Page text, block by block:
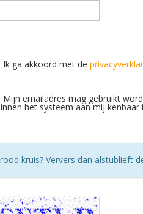
Ik ga akkoord met de
Mijn emailadres mag gebruikt
het systeem aan mij kenbaar
kruis? Ververs dan alstublieft